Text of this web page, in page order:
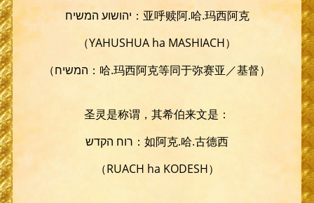
יהושוע המשיח：亚呼赎阿.哈.玛西阿克
（YAHUSHUA ha MASHIACH）
（המשיח：哈.玛西阿克等同于弥赛亚／基督）
圣灵是称谓，其希伯来文是：
רוח הקדש：如阿克.哈.古德西
（RUACH ha KODESH）